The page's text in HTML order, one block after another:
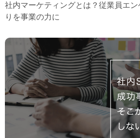
社内マーケティングとは？従業員エン
りを事業の力に